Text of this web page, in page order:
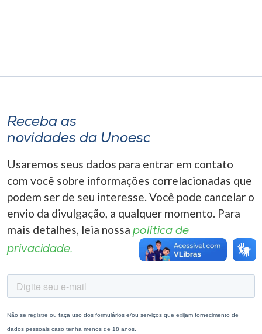
Selecione
A+
A-
Receba as
novidades da Unoesc
Usaremos seus dados para entrar em contato
com você sobre informações correlacionadas que
podem ser de seu interesse. Você pode cancelar o
envio da divulgação, a qualquer momento. Para
mais detalhes, leia nossa política de
privacidade.